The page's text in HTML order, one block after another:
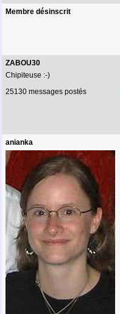
Membre désinscrit
ZABOU30
Chipiteuse :-)
25130 messages postés
anianka